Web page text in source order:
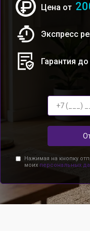
Цена от
Экспресс
Гарантия
Нажимая на кнопку
моих персональных